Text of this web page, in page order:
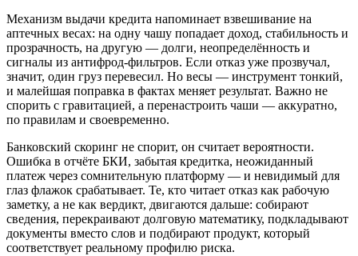
Механизм выдачи кредита напоминает взвешивание на
аптечных весах: на одну чашу попадает доход, стабильность и
прозрачность, на другую — долги, неопределённость и
сигналы из антифрод-фильтров. Если отказ уже прозвучал,
значит, один груз перевесил. Но весы — инструмент тонкий,
и малейшая поправка в фактах меняет результат. Важно не
спорить с гравитацией, а перенастроить чаши — аккуратно,
по правилам и своевременно.
Банковский скоринг не спорит, он считает вероятности.
Ошибка в отчёте БКИ, забытая кредитка, неожиданный
платеж через сомнительную платформу — и невидимый для
глаз флажок срабатывает. Те, кто читает отказ как рабочую
заметку, а не как вердикт, двигаются дальше: собирают
сведения, перекраивают долговую математику, подкладывают
документы вместо слов и подбирают продукт, который
соответствует реальному профилю риска.